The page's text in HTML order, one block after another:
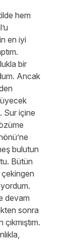
hem
en iyi
bir
Ancak
Sur içine
bulutun
Bütün
devam
sonra